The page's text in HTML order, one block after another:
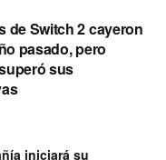
de Switch 2 cayeron
pasado, pero
sus
iniciará su